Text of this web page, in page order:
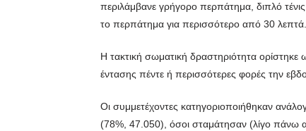
περιλάμβανε γρήγορο περπάτημα, διπλό
το περπάτημα για περισσότερο από 30 λεπτά.
Η τακτική σωματική δραστηριότητα
έντασης πέντε ή περισσότερες φορές την
Οι συμμετέχοντες κατηγοριοποιήθηκαν
(78%, 47.050), όσοι σταμάτησαν (λίγο πάνω